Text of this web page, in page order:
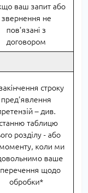
ваш запит або
звернення не
пов'язані з
договором
строку
пред'явлення
– див.
таблицю
розділу - або
коли ми
ваше
щодо
обробки*